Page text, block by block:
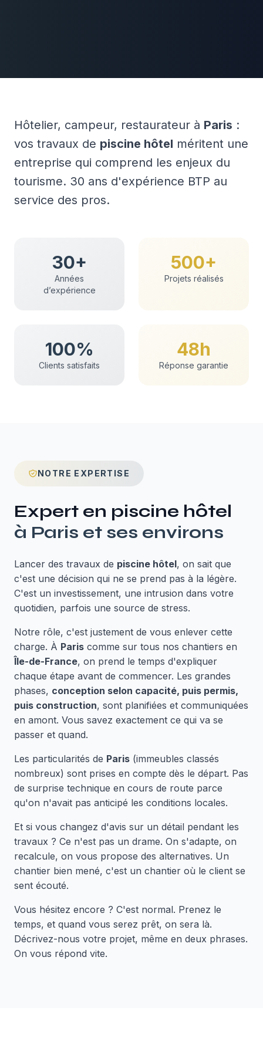
Hôtelier, campeur, restaurateur à Paris :
vos travaux de piscine hôtel méritent une
entreprise qui comprend les enjeux du
tourisme. 30 ans d'expérience BTP au
service des pros.
30+
Années
d’expérience
500+
Projets réalisés
100%
Clients satisfaits
48h
Réponse garantie
NOTRE EXPERTISE
Expert en piscine hôtel
à Paris et ses environs
Lancer des travaux de piscine hôtel, on sait que
c'est une décision qui ne se prend pas à la légère.
C'est un investissement, une intrusion dans votre
quotidien, parfois une source de stress.
Notre rôle, c'est justement de vous enlever cette
charge. À Paris comme sur tous nos chantiers en
Île-de-France, on prend le temps d'expliquer
chaque étape avant de commencer. Les grandes
phases, conception selon capacité, puis permis,
puis construction, sont planifiées et communiquées
en amont. Vous savez exactement ce qui va se
passer et quand.
Les particularités de Paris (immeubles classés
nombreux) sont prises en compte dès le départ. Pas
de surprise technique en cours de route parce
qu'on n'avait pas anticipé les conditions locales.
Et si vous changez d'avis sur un détail pendant les
travaux ? Ce n'est pas un drame. On s'adapte, on
recalcule, on vous propose des alternatives. Un
chantier bien mené, c'est un chantier où le client se
sent écouté.
Vous hésitez encore ? C'est normal. Prenez le
temps, et quand vous serez prêt, on sera là.
Décrivez-nous votre projet, même en deux phrases.
On vous répond vite.